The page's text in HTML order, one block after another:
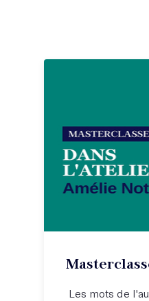
Les mots de